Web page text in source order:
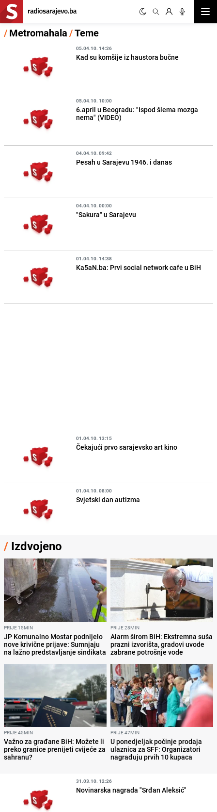
/Metromahala/Teme
05.04.10. 14:26
Kad su komšije iz haustora bučne
05.04.10. 10:00
6.april u Beogradu: "Ispod šlema mozga
nema" (VIDEO)
04.04.10. 09:42
Pesah u Sarajevu 1946. i danas
04.04.10. 00:00
"Sakura" u Sarajevu
01.04.10. 14:38
Ka5aN.ba: Prvi social network cafe u BiH
01.04.10. 13:15
Čekajući prvo sarajevsko art kino
01.04.10. 08:00
Svjetski dan autizma
/ Izdvojeno
PRIJE 15MIN
JP Komunalno Mostar podnijelo
nove krivične prijave: Sumnjaju
na lažno predstavljanje sindikata
PRIJE 28MIN
Alarm širom BiH: Ekstremna suša
prazni izvorišta, gradovi uvode
zabrane potrošnje vode
PRIJE 45MIN
Važno za građane BiH: Možete li
preko granice prenijeti cvijeće za
sahranu?
PRIJE 47MIN
U ponedjeljak počinje prodaja
ulaznica za SFF: Organizatori
nagrađuju prvih 10 kupaca
31.03.10. 12:26
Novinarska nagrada "Srđan Aleksić"